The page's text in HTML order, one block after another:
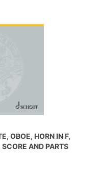
OBOE, HORN IN F,
AND PARTS